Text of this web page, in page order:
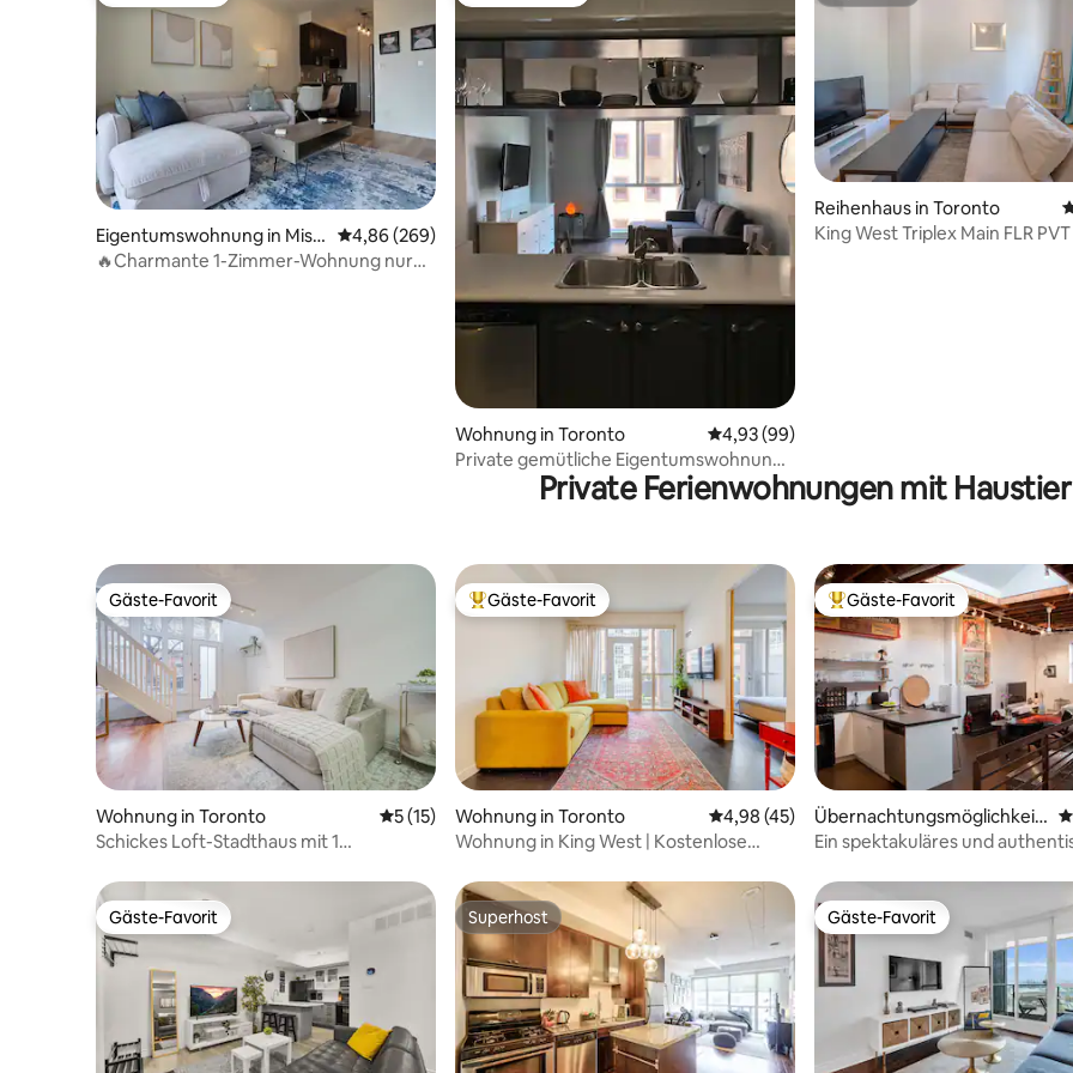
Eigentumswohnung in Missi
ssauga
Durchschnittliche Bewertung: 4,86 von 5, 269 Bewertungen
4,86 (269)
🔥Charmante 1-Zimmer-Wohnung nur
Wohnung in Toronto Durchschnittliche Bewertung: 4,93 von 5,
4,93 (99)
Private gemütliche Eigentumswohnung
in der Innenstadt
Reihenhaus in Toronto
King West Triplex Main FLR PVT
Private Ferienwohnungen mit Haustier
Gäste-Favorit
Gäste-Favorit
Wohnung in Toronto Durchschnittliche Bewertung: 5 von 5, 15 Bewertungen
5 (15)
Schickes Loft-Stadthaus mit 1
Beliebter Gäste-Favorit.
Gäste-Favorit
Wohnung in Toronto Durchschnittliche Bewertung: 4,98 von 5,
4,98 (45)
Wohnung in King West | Kostenlose
Beliebter Gäste-Favorit.
Gäste-Favorit
Übernachtungsmöglichkeit i
n Toronto
Ein spektakuläres und
Gäste-Favorit
Gäste-Favorit Superhost
Superhost Gäste-Favorit
Gäste-Favorit